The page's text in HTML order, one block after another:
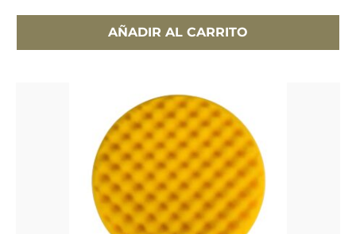
AÑADIR AL CARRITO